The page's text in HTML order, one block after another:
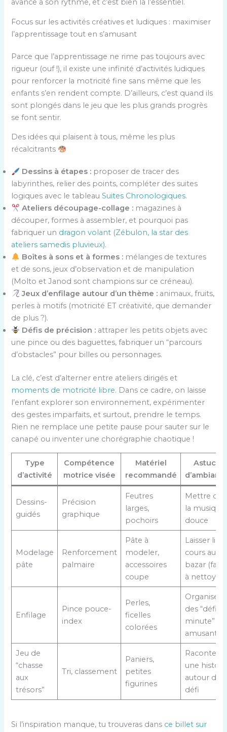
avance à son rythme, et c’est bien là l’essentiel.
Focus sur les activités créatives et ludiques : maximiser
l’apprentissage tout en s’amusant
Parce que l’apprentissage ne rime pas toujours avec
rigueur (ouf !), il existe une infinité d’activités ludiques
pour renforcer la motricité fine sans même que les
enfants s’en rendent compte. D’ailleurs, c’est quand ils
sont plongés dans le jeu que les plus grands progrès
se font sentir.
Des idées qui plaisent à tous, même les plus
récalcitrants
Dessins à étapes : proposer de tracer des
labyrinthes, relier des points, compléter des suites
logiques avec le tableauSuites Chronologiques.
Ateliers découpage-collage : magazines à
découper, formes à assembler, et pourquoi pas
fabriquer un dragon volant (Zébulon, la star des
ateliers samedis pluvieux).
Boîtes à sons et à formes : mélanges de textures
et de sons, jeux d’observation et de manipulation
(Molto et Janod sont champions sur ce créneau).
Jeux d’enfilage autour d’un thème : animaux, fruits,
perles à motifs (motricité ET créativité, que demander
de plus ?).
Défis de précision : attraper les petits objets avec
une pince ou des baguettes, fabriquer un “parcours
d’obstacles” pour billes ou personnages.
La clé, c’est d’alterner entre ateliers dirigés et
moments de motricité libre. Dans ce cadre, on laisse
l’enfant explorer son environnement, expérimenter
des gestes imparfaits, et surtout, prendre le temps.
Rien ne remplace une petite pause pour sauter sur le
canapé ou inventer une chorégraphie chaotique !
Type
d’activité
Compétence
motrice visée
Matériel
recommandé
Astuce
Dessins-
guidés
Précision
graphique
Feutres
larges,
pochoirs
Mettre de
la musique
douce
Modelage
pâte
Renforcement
palmaire
Pâte à
modeler,
accessoires
coupe
Laisser
cours au
bazar
à nettoyer
Enfilage
Pince pouce-
index
Perles,
ficelles
colorées
Organiser
des “défis
minute”
amusants
Jeu de
“chasse
aux
trésors”
Tri, classement
Paniers,
petites
figurines
Raconter
une
autour du
défi
Si l’inspiration manque, tu trouveras dans ce billet sur